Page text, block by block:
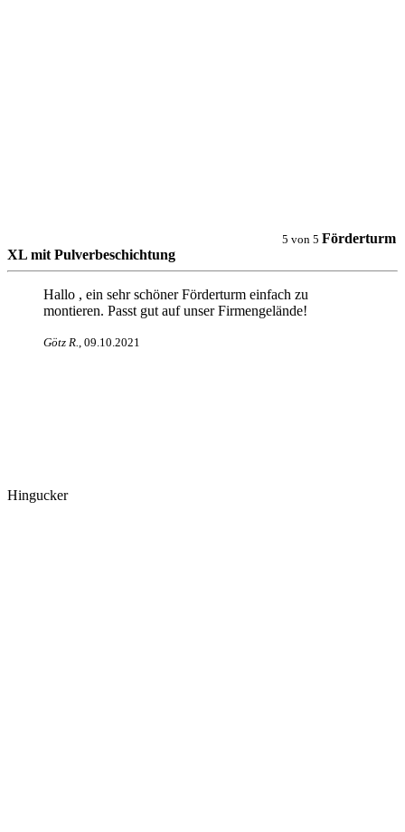
5 von 5 Förderturm
XL mit Pulverbeschichtung
Hallo , ein sehr schöner Förderturm einfach zu
montieren. Passt gut auf unser Firmengelände!
Götz R 09.10.2021
Hingucker